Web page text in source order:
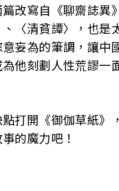
改寫自《聊齋誌異
〈清貧譚〉，也是
妄為的筆調，讓中
他刻劃人性荒謬一
打開《御伽草紙》
的魔力吧！